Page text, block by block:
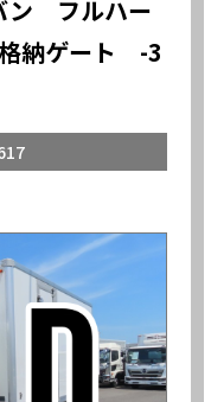
ン フルハー
ゲート -3